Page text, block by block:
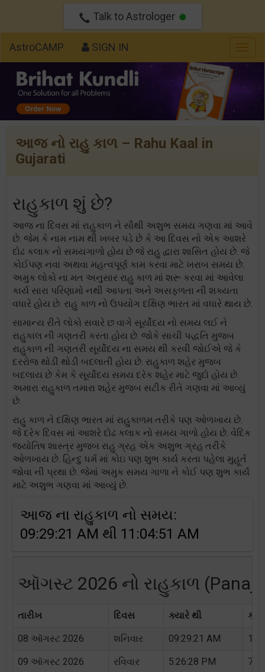
Talk to Astrologer
AstroCAMP SIGN IN
આજ નો રાહુ કાળ – Rahu Kaal in
Gujarati
રાહુકાળ શું છે?
આજ ના દિવસ માં રાહુકાળ ને સૌથી અશુભ સમય ગણવા માં આવે
છે. જેમ કે નામ નામ થી ખબર પડે છે કે આ દિવસ નો એક આશરે
દોઢ કલાક નો સમયગાળો હોય છે જે રાહુ દ્વારા શાસિત હોય છે. જે
કોઈપણ નવા અથવા મહત્વપૂર્ણ કામ કરવા માટે ખરાબ સમય છે.
અમુક લોકો ના મત અનુસાર રાહુ કાળ માં શરૂ કરવા માં આવેલા
કાર્ય સારા પરિણામો નથી આપતા અને અસફળતા ની શક્યતા
વધારે હોય છે. રાહુ કાળ નો ઉપયોગ દક્ષિણ ભારત માં વધારે થાય છે.
સામાન્ય રીતે લોકો સવારે છ વાગે સૂર્યોદય નો સમય લઈ ને
રાહુકાલ ની ગણતરી કરતા હોય છે. જોકે સાચી પદ્ધતિ મુજબ
રાહુકાળ ની ગણતરી સૂર્યોદય ના સમય થી કરવી જોઈએ જે કે
દરરોજ થોડી થોડી બદલાતી હોય છે. રાહુકાળ શહેર મુજબ
બદલાય છે કેમ કે સૂર્યોદય સમય દરેક શહેર માટે જુદો હોય છે.
અમારા રાહુકાળ તમારા શહેર મુજબ સટીક રીતે ગણવા માં આવ્યું
છે.
રાહુ કાળ ને દક્ષિણ ભારત માં રાહુકાળમ તરીકે પણ ઓળખાય છે.
જે દરેક દિવસ માં આશરે દોઢ કલાક નો સમય ગાળો હોય છે. વેદિક
જ્યોતિષ શાસ્ત્ર મુજબ રાહુ ગ્રહ એક અશુભ ગ્રહ તરીકે
ઓળખાય છે. હિન્દુ ધર્મ માં કોઇ પણ શુભ કાર્ય કરતા પહેલા મુહૂર્ત
જોવા ની પ્રથા છે. જેમાં અમુક સમય ગાળા ને કોઈ પણ શુભ કાર્ય
માટે અશુભ ગણવા માં આવ્યું છે.
આજ ના રાહુકાળ નો સમય:
09:29:21 AM થી 11:04:51 AM
ઑગસ્ટ 2026 નો રાહુકાળ (Panaji
તારીખ દિવસ ક્યારે થી
08 ઑગસ્ટ 2026 શનિવાર 09:29:21 AM
09 ઑગસ્ટ 2026 રવિવાર 5:26:28 PM